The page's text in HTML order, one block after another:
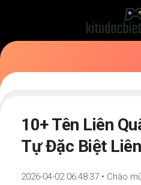
10+ Tên Liên
Tự Đặc Biệt
2026-04-02 06:48:37 • Chào